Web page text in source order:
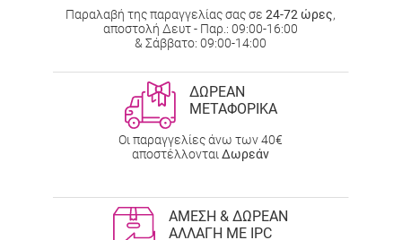
Παραλαβή της παραγγελίας σας σε 24-72 ώρες,
αποστολή Δευτ - Παρ.: 09:00-16:00
& Σάββατο: 09:00-14:00
ΔΩΡΕΑΝ
ΜΕΤΑΦΟΡΙΚΑ
Οι παραγγελίες άνω των 40€
αποστέλλονται Δωρεάν
ΑΜΕΣΗ & ΔΩΡΕΑΝ
ΑΛΛΑΓΗ ΜΕ IPC